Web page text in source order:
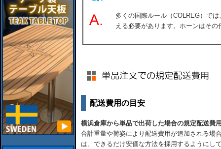
多くの国際ルール（COLREG）で
える必要があります。ホーンはその
配送費用の目安
横浜倉庫から単品で出荷した場合の規定配送費
合計重量や荷姿により配送費用が追加される場
は、できるだけ安価な方法を採用するようにし